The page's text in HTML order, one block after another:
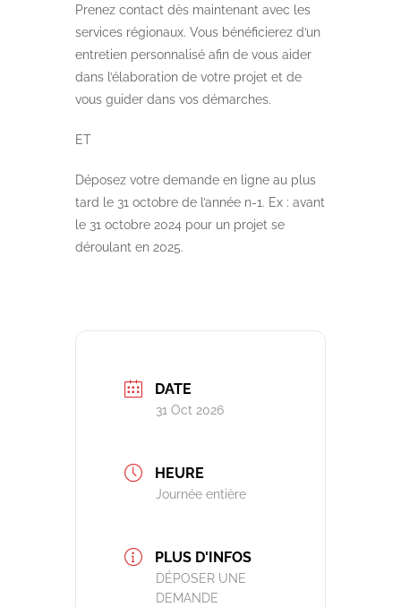
Prenez contact dès maintenant avec les
services régionaux. Vous bénéficierez d’un
entretien personnalisé afin de vous aider
dans l’élaboration de votre projet et de
vous guider dans vos démarches.
ET
Déposez votre demande en ligne au plus
tard le 31 octobre de l’année n-1. Ex : avant
le 31 octobre 2024 pour un projet se
déroulant en 2025.
DATE
31 Oct 2026
HEURE
Journée entière
PLUS D'INFOS
DÉPOSER UNE
DEMANDE